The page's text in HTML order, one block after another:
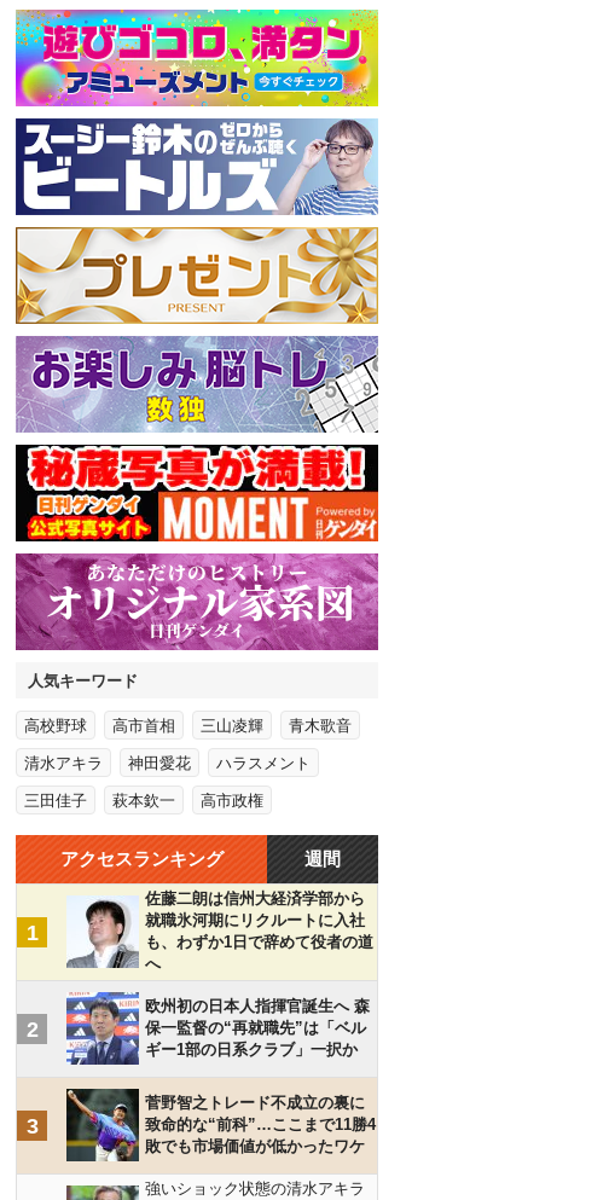
人気キーワード
高校野球 高市首相 三山凌輝 青木歌音
清水アキラ 神田愛花 ハラスメント
三田佳子 萩本欽一 高市政権
アクセスランキング 週間
1
佐藤二朗は信州大経済学部から
就職氷河期にリクルートに入社
も、わずか1日で辞めて役者の道
へ
2
欧州初の日本人指揮官誕生へ 森
保一監督の“再就職先”は「ベル
ギー1部の日系クラブ」一択か
3
菅野智之トレード不成立の裏に
致命的な“前科”…ここまで11勝4
敗でも市場価値が低かったワケ
強いショック状態の清水アキラ